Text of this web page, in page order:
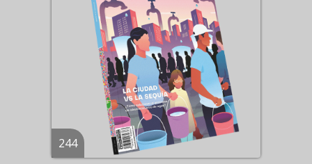
244